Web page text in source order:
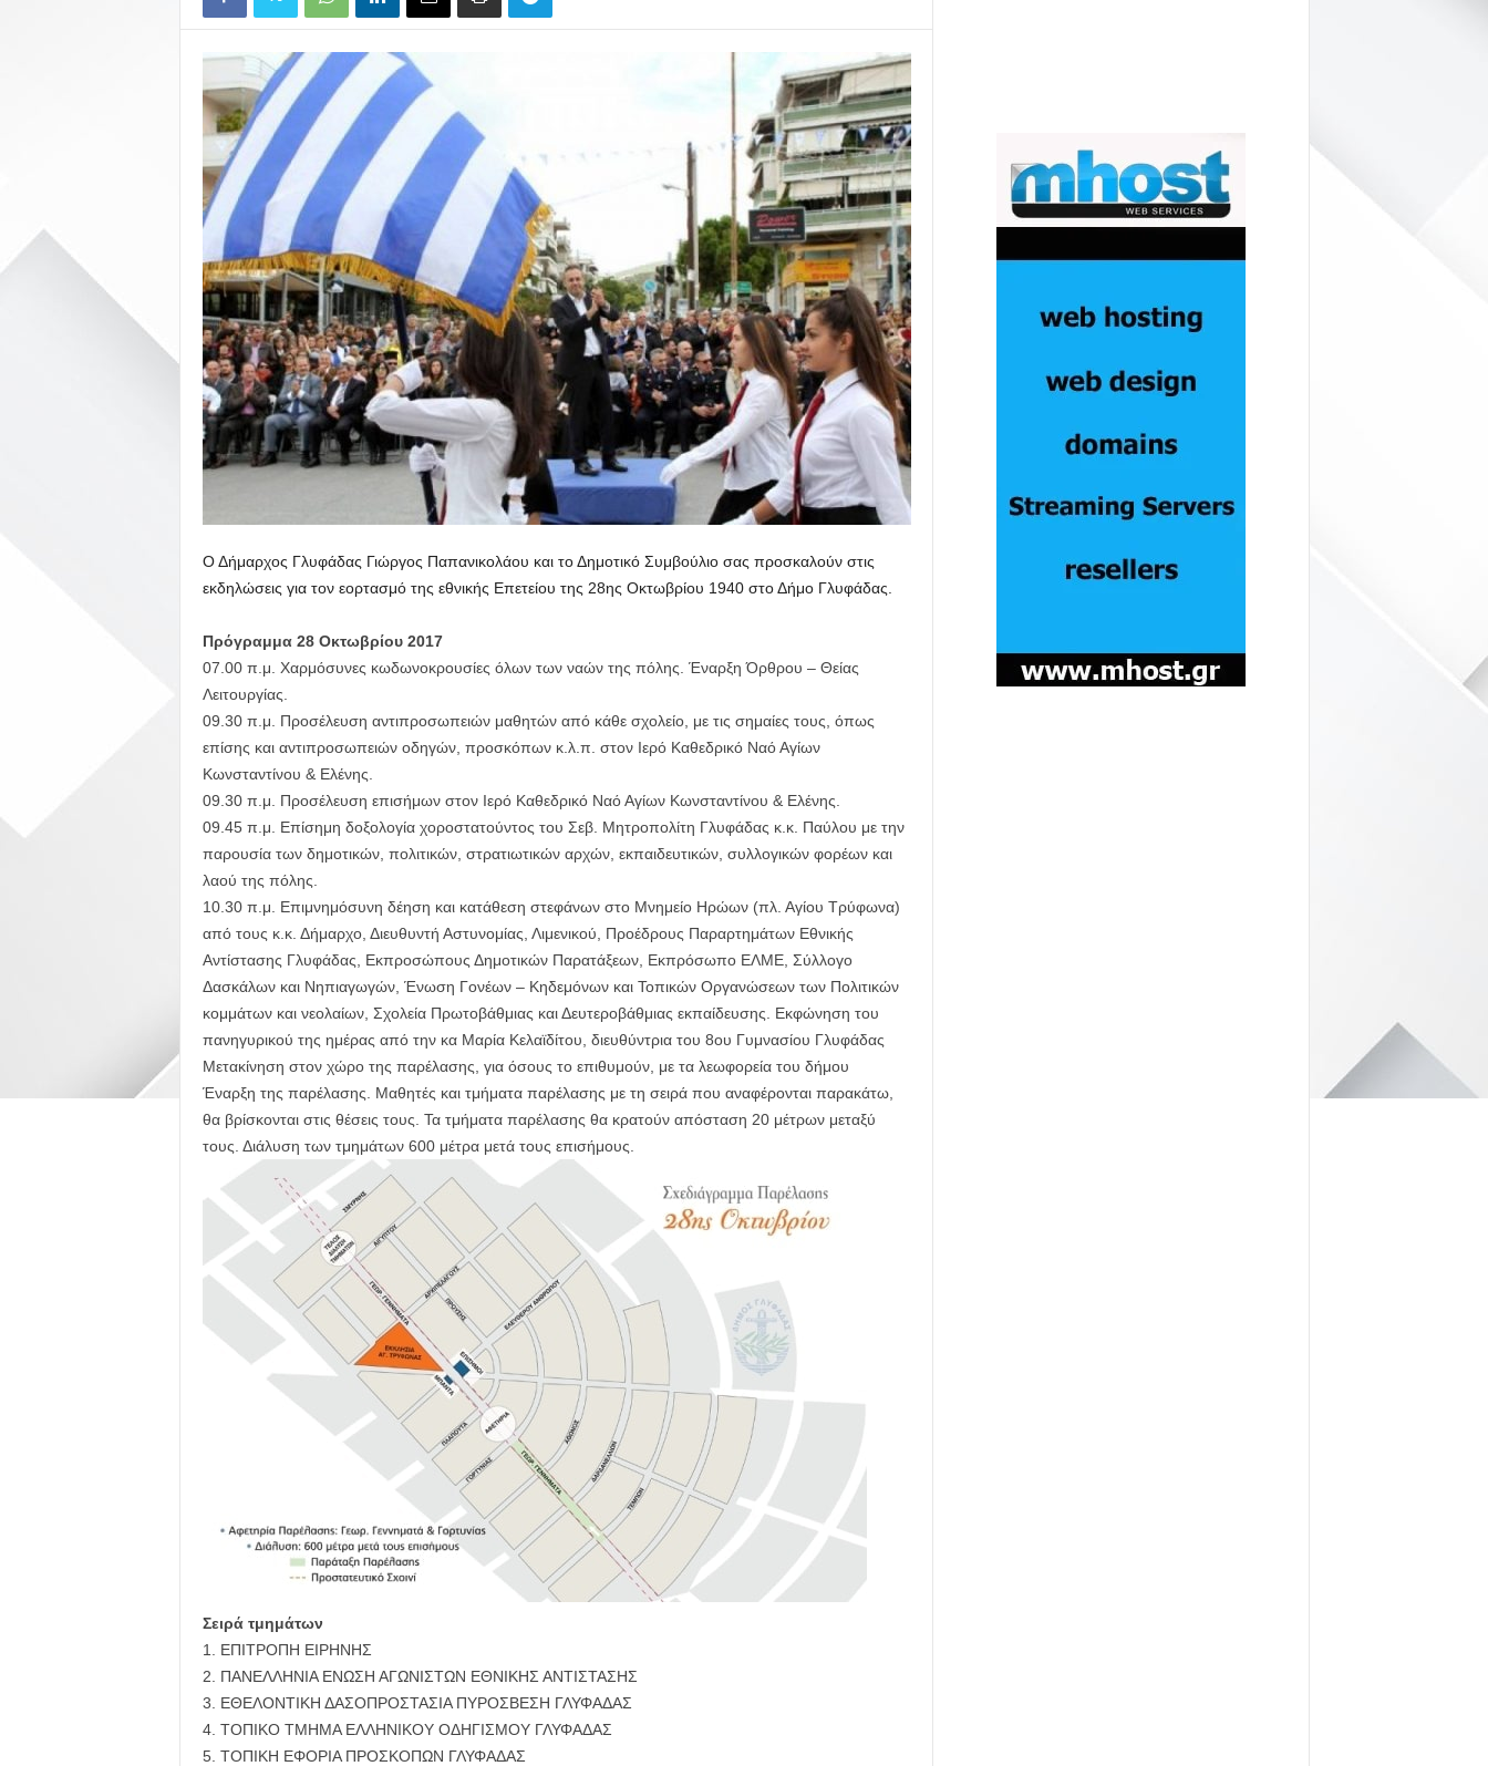
Ο Δήμαρχος Γλυφάδας Γιώργος Παπανικολάου και το Δημοτικό Συμβούλιο σας προσκαλούν στις
εκδηλώσεις για τον εορτασμό της εθνικής Επετείου της 28ης Οκτωβρίου 1940 στο Δήμο Γλυφάδας.
Πρόγραμμα 28 Οκτωβρίου 2017
07.00 π.μ. Χαρμόσυνες κωδωνοκρουσίες όλων των ναών της πόλης. Έναρξη Όρθρου – Θείας
Λειτουργίας.
09.30 π.μ. Προσέλευση αντιπροσωπειών μαθητών από κάθε σχολείο, με τις σημαίες τους, όπως
επίσης και αντιπροσωπειών οδηγών, προσκόπων κ.λ.π. στον Ιερό Καθεδρικό Ναό Αγίων
Κωνσταντίνου & Ελένης.
09.30 π.μ. Προσέλευση επισήμων στον Ιερό Καθεδρικό Ναό Αγίων Κωνσταντίνου & Ελένης.
09.45 π.μ. Επίσημη δοξολογία χοροστατούντος του Σεβ. Μητροπολίτη Γλυφάδας κ.κ. Παύλου με την
παρουσία των δημοτικών, πολιτικών, στρατιωτικών αρχών, εκπαιδευτικών, συλλογικών φορέων και
λαού της πόλης.
10.30 π.μ. Επιμνημόσυνη δέηση και κατάθεση στεφάνων στο Μνημείο Ηρώων (πλ. Αγίου Τρύφωνα)
από τους κ.κ. Δήμαρχο, Διευθυντή Αστυνομίας, Λιμενικού, Προέδρους Παραρτημάτων Εθνικής
Αντίστασης Γλυφάδας, Εκπροσώπους Δημοτικών Παρατάξεων, Εκπρόσωπο ΕΛΜΕ, Σύλλογο
Δασκάλων και Νηπιαγωγών, Ένωση Γονέων – Κηδεμόνων και Τοπικών Οργανώσεων των Πολιτικών
κομμάτων και νεολαίων, Σχολεία Πρωτοβάθμιας και Δευτεροβάθμιας εκπαίδευσης. Εκφώνηση του
πανηγυρικού της ημέρας από την κα Μαρία Κελαϊδίτου, διευθύντρια του 8ου Γυμνασίου Γλυφάδας
Μετακίνηση στον χώρο της παρέλασης, για όσους το επιθυμούν, με τα λεωφορεία του δήμου
Έναρξη της παρέλασης. Μαθητές και τμήματα παρέλασης με τη σειρά που αναφέρονται παρακάτω,
θα βρίσκονται στις θέσεις τους. Τα τμήματα παρέλασης θα κρατούν απόσταση 20 μέτρων μεταξύ
τους. Διάλυση των τμημάτων 600 μέτρα μετά τους επισήμους.
Σειρά τμημάτων
1. ΕΠΙΤΡΟΠΗ ΕΙΡΗΝΗΣ
2. ΠΑΝΕΛΛΗΝΙΑ ΕΝΩΣΗ ΑΓΩΝΙΣΤΩΝ ΕΘΝΙΚΗΣ ΑΝΤΙΣΤΑΣΗΣ
3. ΕΘΕΛΟΝΤΙΚΗ ΔΑΣΟΠΡΟΣΤΑΣΙΑ ΠΥΡΟΣΒΕΣΗ ΓΛΥΦΑΔΑΣ
4. ΤΟΠΙΚΟ ΤΜΗΜΑ ΕΛΛΗΝΙΚΟΥ ΟΔΗΓΙΣΜΟΥ ΓΛΥΦΑΔΑΣ
5. ΤΟΠΙΚΗ ΕΦΟΡΙΑ ΠΡΟΣΚΟΠΩΝ ΓΛΥΦΑΔΑΣ